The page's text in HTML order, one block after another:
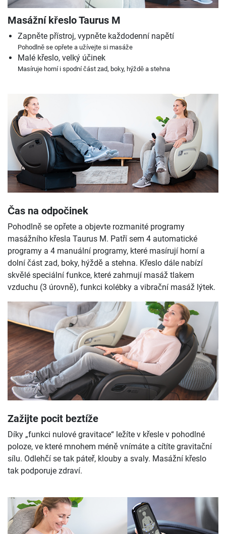
Masážní křeslo Taurus M
Zapněte přístroj, vypněte každodenní napětí
Pohodlně se opřete a užívejte si masáže
Malé křeslo, velký účinek
Masíruje horní i spodní část zad, boky, hýždě a stehna
Čas na odpočinek
Pohodlně se opřete a objevte rozmanité programy
masážního křesla Taurus M. Patří sem 4 automatické
programy a 4 manuální programy, které masírují horní a
dolní část zad, boky, hýždě a stehna. Křeslo dále nabízí
skvělé speciální funkce, které zahrnují masáž tlakem
vzduchu (3 úrovně), funkci kolébky a vibrační masáž lýtek.
Zažijte pocit beztíže
Díky „funkci nulové gravitace“ ležíte v křesle v pohodlné
poloze, ve které mnohem méně vnímáte a cítíte gravitační
sílu. Odlehčí se tak páteř, klouby a svaly. Masážní křeslo
tak podporuje zdraví.